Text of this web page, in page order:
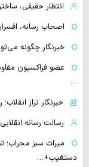
انتظار حقیقی،
اصحاب رسانه،
خبرنگار چگونه
عضو فراکسیون
…
خبرنگار تراز
رسالت رسانه
میراث سبز محراب؛
دستغیب+…